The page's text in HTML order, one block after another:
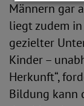
Männern gar
liegt zudem
gezielter
Kinder –
Herkunft“,
Bildung kann